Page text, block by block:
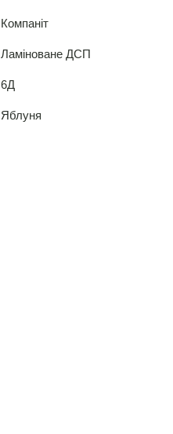
Компаніт
Ламіноване ДСП
6Д
Яблуня